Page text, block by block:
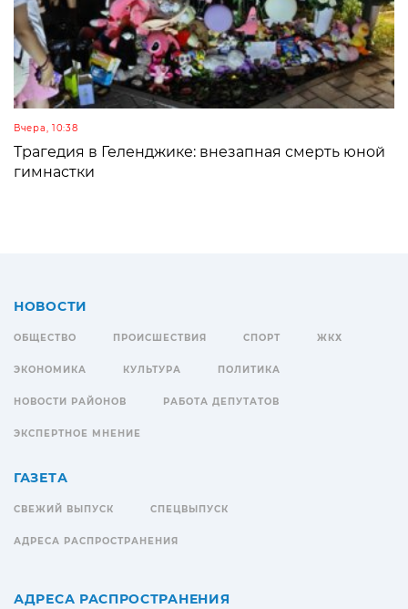
Вчера, 10:38
Трагедия в Геленджике: внезапная смерть юной
гимнастки
НОВОСТИ
ОБЩЕСТВО ПРОИСШЕСТВИЯ СПОРТ ЖКХ
ЭКОНОМИКА КУЛЬТУРА ПОЛИТИКА
НОВОСТИ РАЙОНОВ РАБОТА ДЕПУТАТОВ
ЭКСПЕРТНОЕ МНЕНИЕ
ГАЗЕТА
СВЕЖИЙ ВЫПУСК СПЕЦВЫПУСК
АДРЕСА РАСПРОСТРАНЕНИЯ
АДРЕСА РАСПРОСТРАНЕНИЯ